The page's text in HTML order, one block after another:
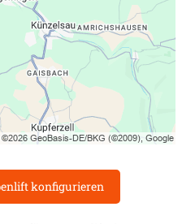
konfigurieren